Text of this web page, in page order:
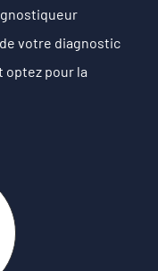
votre diagnostic
optez pour la